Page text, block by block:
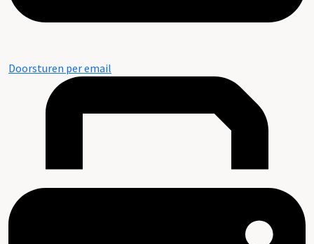
Doorsturen per email